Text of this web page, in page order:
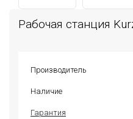
Рабочая станция
Производитель
Наличие
Гарантия